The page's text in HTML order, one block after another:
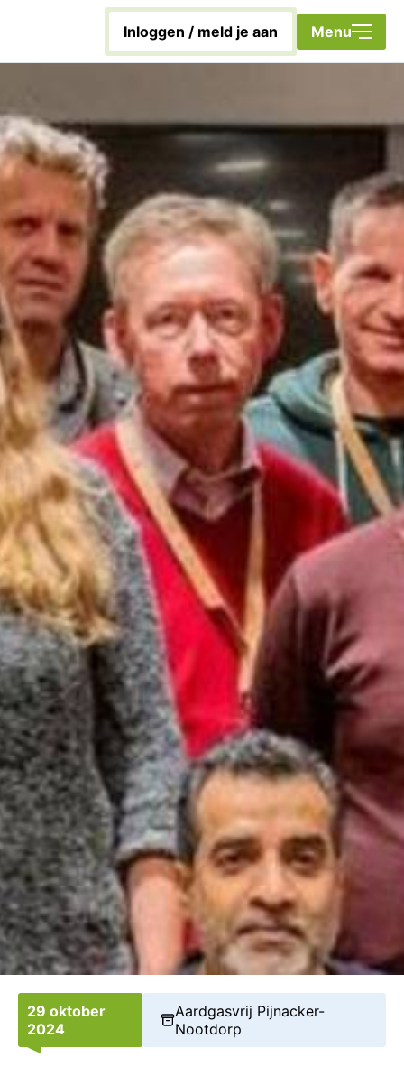
Sluiten
Home
Met energie aan de slag!
Duurzaamheidscoach
Nieuwsbrief
Veelgestelde vragen
inloggen / meld je aan Menu
29 oktober
2024
Aardgasvrij Pijnacker-
Nootdorp